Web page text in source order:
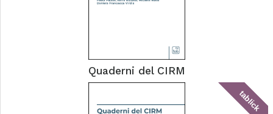
Quaderni del CIRM
tablick